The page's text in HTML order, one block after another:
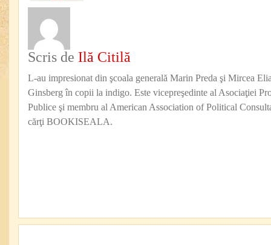
Scris de Ilă Citilă
L-au impresionat din şcoala generală Marin Preda şi Mircea
Ginsberg în copii la indigo. Este vicepreşedinte al Asociaţiei
Publice şi membru al American Association of Political
cărţi BOOKISEALA.